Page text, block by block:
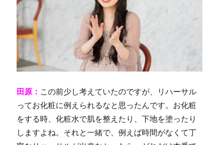
田原： この前少し考えていたのですが、リハーサル
ってお化粧に例えられるなと思ったんです。お化粧
をする時、化粧水で肌を整えたり、下地を塗ったり
しますよね。 それと一緒で、例えば時間がなくて丁